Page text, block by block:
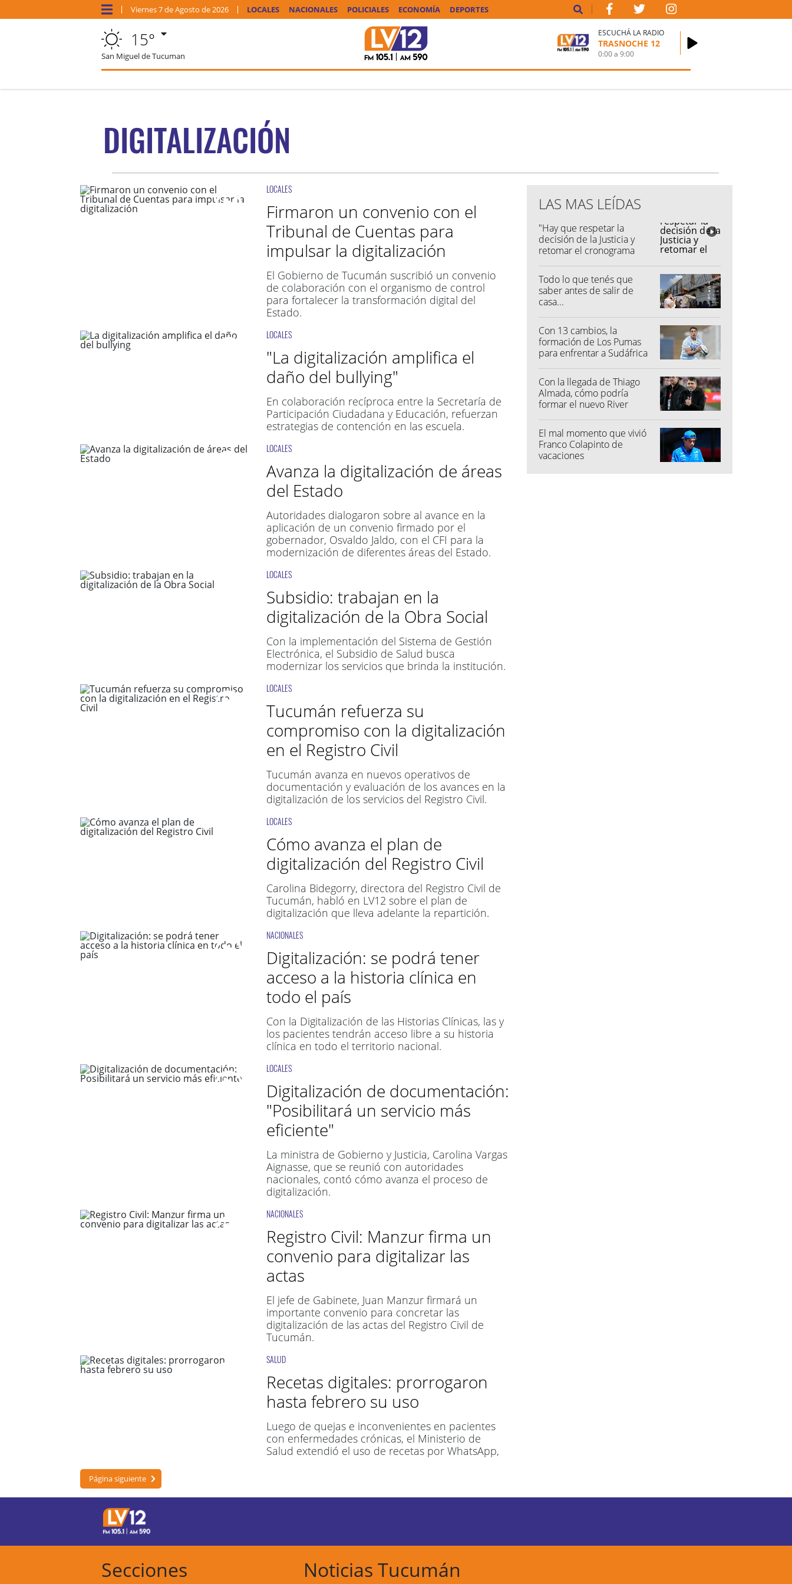
Viernes7 deAgosto de 2026 LOCALES NACIONALES POLICIALES ECONOMÍA DEPORTES
15°
San Miguel de Tucuman
ESCUCHÁ LA RADIO
TRASNOCHE 12
0:00a9:00
DIGITALIZACIÓN
LOCALES
Firmaron un convenio con el
Tribunal de Cuentas para
impulsar la digitalización
El Gobierno de Tucumán suscribió un convenio
de colaboración con el organismo de control
para fortalecer la transformación digital del
Estado.
LOCALES
"La digitalización amplifica el
daño del bullying"
En colaboración recíproca entre la Secretaría de
Participación Ciudadana y Educación, refuerzan
estrategias de contención en las escuela.
LOCALES
Avanza la digitalización de áreas
del Estado
Autoridades dialogaron sobre al avance en la
aplicación de un convenio firmado por el
gobernador, Osvaldo Jaldo, con el CFI para la
modernización de diferentes áreas del Estado.
LOCALES
Subsidio: trabajan en la
digitalización de la Obra Social
Con la implementación del Sistema de Gestión
Electrónica, el Subsidio de Salud busca
modernizar los servicios que brinda la institución.
LOCALES
Tucumán refuerza su
compromiso con la digitalización
en el Registro Civil
Tucumán avanza en nuevos operativos de
documentación y evaluación de los avances en la
digitalización de los servicios del Registro Civil.
LOCALES
Cómo avanza el plan de
digitalización del Registro Civil
Carolina Bidegorry, directora del Registro Civil de
Tucumán, habló en LV12 sobre el plan de
digitalización que lleva adelante la repartición.
NACIONALES
Digitalización: se podrá tener
acceso a la historia clínica en
todo el país
Con la Digitalización de las Historias Clínicas, las y
los pacientes tendrán acceso libre a su historia
clínica en todo el territorio nacional.
LOCALES
Digitalización de documentación:
"Posibilitará un servicio más
eficiente"
La ministra de Gobierno y Justicia, Carolina Vargas
Aignasse, que se reunió con autoridades
nacionales, contó cómo avanza el proceso de
digitalización.
NACIONALES
Registro Civil: Manzur firma un
convenio para digitalizar las
actas
El jefe de Gabinete, Juan Manzur firmará un
importante convenio para concretar las
digitalización de las actas del Registro Civil de
Tucumán.
SALUD
Recetas digitales: prorrogaron
hasta febrero su uso
Luego de quejas e inconvenientes en pacientes
con enfermedades crónicas, el Ministerio de
Salud extendió el uso de recetas por WhatsApp,
Página siguiente
LAS MAS LEÍDAS
"Hay que respetar la
decisión de la Justicia y
retomar el cronograma
Todo lo que tenés que
saber antes de salir de
casa...
Con 13 cambios, la
formación de Los Pumas
para enfrentar a Sudáfrica
Con la llegada de Thiago
Almada, cómo podría
formar el nuevo River
El mal momento que vivió
Franco Colapinto de
vacaciones
Secciones Noticias Tucumán